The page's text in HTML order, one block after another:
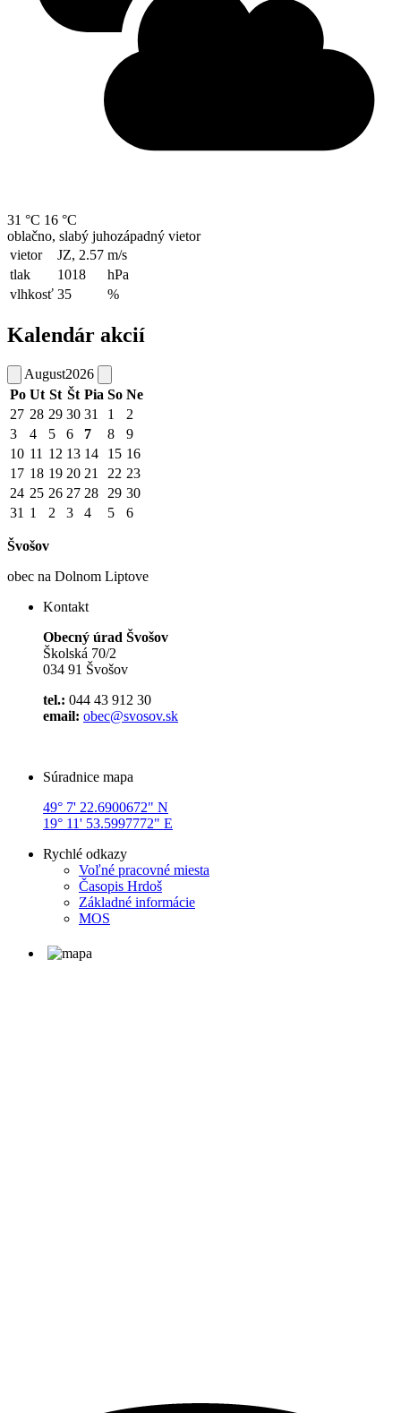
31 °C 16 °C
oblačno, slabý juhozápadný vietor
vietor
JZ, 2.57 m/s
tlak
1018
hPa
vlhkosť 35 %
Kalendár akcií
August2026
Po Ut St Št Pia So Ne
27 28 29 30 31 1
2
3
4 5 6 7 8
9
10 11 12 13 14 15 16
17 18 19 20 21 22 23
24 25 26 27 28 29 30
31 1 2 3 4 5 6
Švošov
obec na Dolnom Liptove
Kontakt
Obecný úrad Švošov
Školská 70/2
034 91 Švošov
tel.: 044 43 912 30
email: obec@svosov.sk
Súradnice mapa
49° 7' 22.6900672" N
19° 11' 53.5997772" E
Rychlé odkazy
Voľné pracovné miesta
Časopis Hrdoš
Základné informácie
MOS